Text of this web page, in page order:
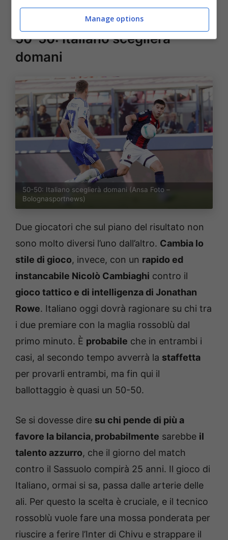
palla avanti.
50-50: Italiano sceglierà
domani
50-50: Italiano sceglierà domani (Ansa Foto –
Bolognasportnews)
Due giocatori che sul piano del risultato non
sono molto diversi l’uno dall’altro. Cambia lo
stile di gioco, invece, con un rapido ed
instancabile Nicolò Cambiaghi contro il
gioco tattico e di intelligenza di Jonathan
Rowe. Italiano oggi dovrà ragionare su chi tra
i due premiare con la maglia rossoblù dal
primo minuto. È probabile che in entrambi i
casi, al secondo tempo avverrà la staffetta
per provarli entrambi, ma fin qui il
ballottaggio è quasi un 50-50.
Se si dovesse dire su chi pende di più a
favore la bilancia, probabilmente sarebbe il
talento azzurro, che il giorno del match
contro il Sassuolo compirà 25 anni. Il gioco di
Italiano, ormai si sa, passa dalle arterie delle
ali. Per questo la scelta è cruciale, e il tecnico
rossoblù vuole fare una mossa ponderata per
riuscire a ferire l’Inter di Chivu e strappare il
Manage options